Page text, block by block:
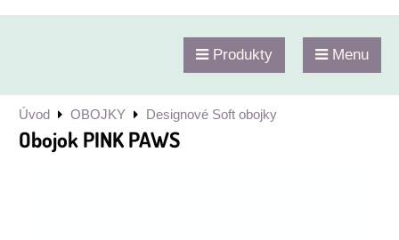
Produkty Menu
Úvod OBOJKY Designové Soft obojky
Obojok PINK PAWS